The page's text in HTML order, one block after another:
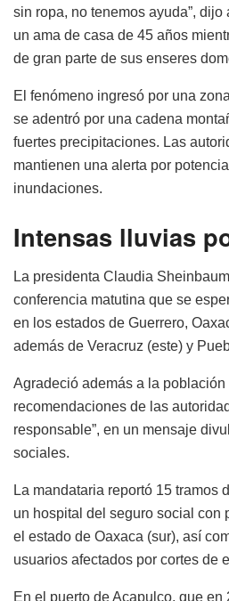
sin ropa, no tenemos ayuda”,
un ama de casa de 45 años
de gran parte de sus enseres
El fenómeno ingresó por una
se adentró por una cadena
fuertes precipitaciones. Las
mantienen una alerta por
inundaciones.
Intensas lluvias
La presidenta Claudia
conferencia matutina que se
en los estados de Guerrero,
además de Veracruz (este) y
Agradeció además a la
recomendaciones de las
responsable”, en un mensaje
sociales.
La mandataria reportó 15 tramos
un hospital del seguro social con
el estado de Oaxaca (sur), así
usuarios afectados por cortes de
En el puerto de Acapulco, que en